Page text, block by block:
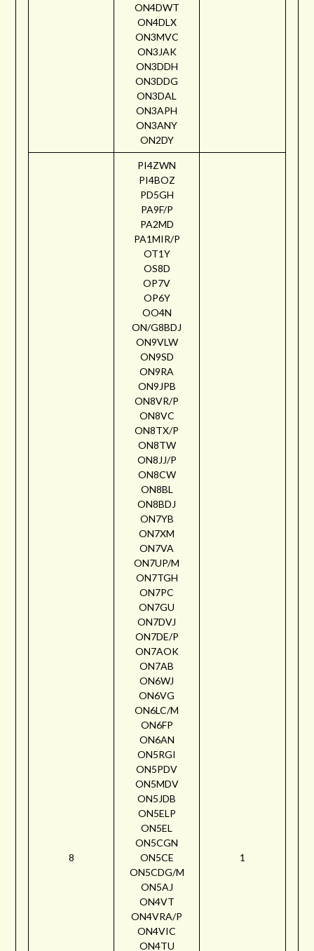
ON4DWT
ON4DLX
ON3MVC
ON3JAK
ON3DDH
ON3DDG
ON3DAL
ON3APH
ON3ANY
ON2DY
8
PI4ZWN
PI4BOZ
PD5GH
PA9F/P
PA2MD
PA1MIR/P
OT1Y
OS8D
OP7V
OP6Y
OO4N
ON/G8BDJ
ON9VLW
ON9SD
ON9RA
ON9JPB
ON8VR/P
ON8VC
ON8TX/P
ON8TW
ON8JJ/P
ON8CW
ON8BL
ON8BDJ
ON7YB
ON7XM
ON7VA
ON7UP/M
ON7TGH
ON7PC
ON7GU
ON7DVJ
ON7DE/P
ON7AOK
ON7AB
ON6WJ
ON6VG
ON6LC/M
ON6FP
ON6AN
ON5RGI
ON5PDV
ON5MDV
ON5JDB
ON5ELP
ON5EL
ON5CGN
ON5CE
ON5CDG/M
ON5AJ
ON4VT
ON4VRA/P
ON4VIC
ON4TU
1